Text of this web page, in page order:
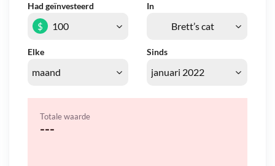
Had geïnvesteerd In
Elke Sinds
$
Totale waarde
---